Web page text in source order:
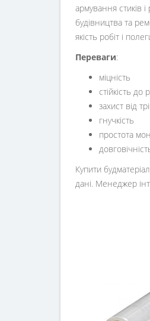
армування стиків
будівництва та
якість робіт і
Переваги:
міцність
стійкість до
захист від
гнучкість
простота
Купити
дані. Менеджер